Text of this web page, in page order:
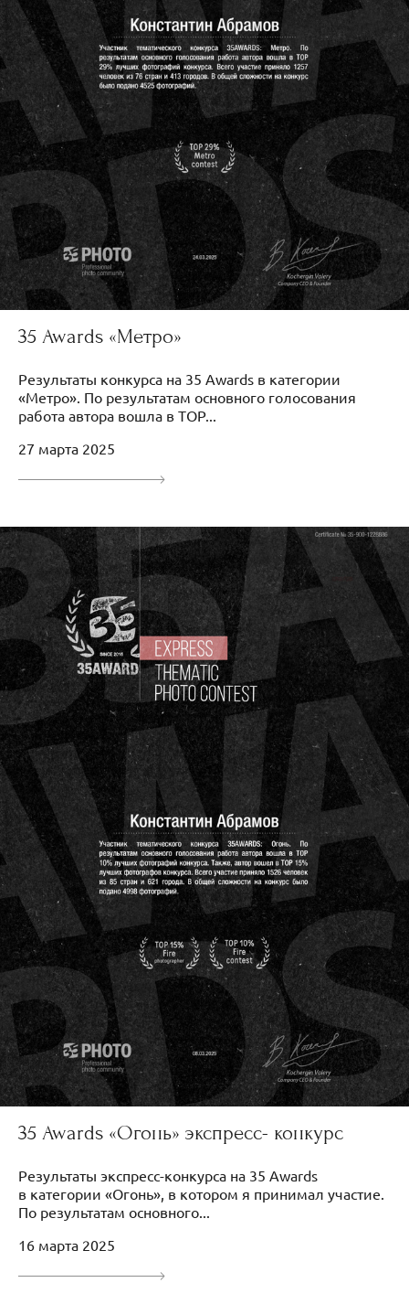
35 Awards «Метро»
Результаты конкурса на 35 Awards в категории
«Метро». По результатам основного голосования
работа автора вошла в TOP...
27 марта 2025
35 Awards «Огонь» экспресс- конкурс
Результаты экспресс-конкурса на 35 Awards
в категории «Огонь», в котором я принимал участие.
По результатам основного...
16 марта 2025